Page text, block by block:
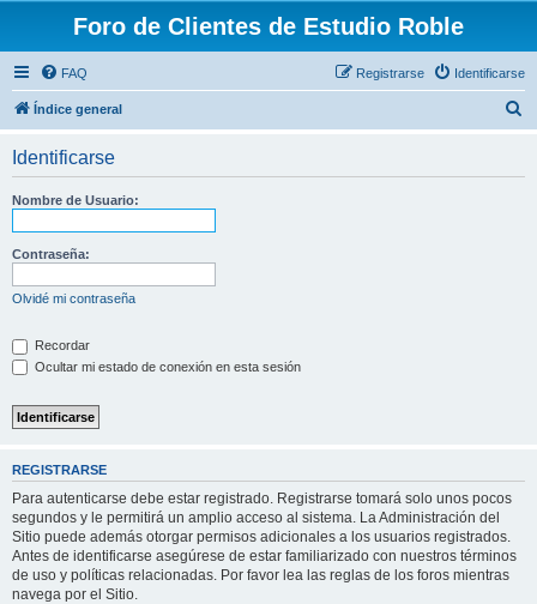
Foro de Clientes de Estudio Roble
FAQ Identificarse
Registrarse
Índice general
Identificarse
Nombre de Usuario:
Contraseña:
Olvidé mi contraseña
Recordar
Ocultar mi estado de conexión en esta sesión
REGISTRARSE
Para autenticarse debe estar registrado. Registrarse tomará solo unos pocos
segundos y le permitirá un amplio acceso al sistema. La Administración del
Sitio puede además otorgar permisos adicionales a los usuarios registrados.
Antes de identificarse asegúrese de estar familiarizado con nuestros términos
de uso y políticas relacionadas. Por favor lea las reglas de los foros mientras
navega por el Sitio.